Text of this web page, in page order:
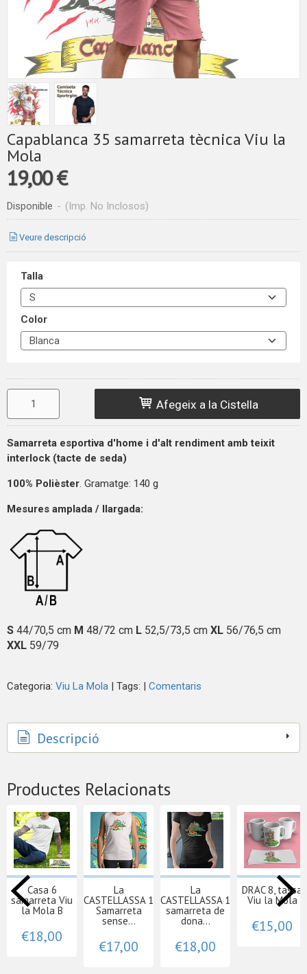
Capablanca 35 samarreta tècnica Viu la
Mola
19,00 €
Disponible - (Imp. No Inclosos)
Veure descripció
Talla
Color
Afegeix a la Cistella
Samarreta esportiva d'home i d'alt rendiment amb teixit
interlock (tacte de seda)
100% Polièster. Gramatge: 140 g
Mesures amplada / llargada:
S 44/70,5 cm M 48/72 cm L 52,5/73,5 cm XL 56/76,5 cm
XXL 59/79
Categoria: Viu La Mola | Tags: | Comentaris
Descripció
Productes Relacionats
Casa 6
samarreta Viu
la Mola B
€18,00
La
CASTELLASSA 1
Samarreta
sense...
€17,00
La
CASTELLASSA 1
samarreta de
dona...
€18,00
DRAC 8, tassa
Viu la Mola
€15,00